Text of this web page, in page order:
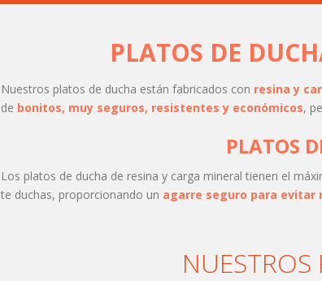
PLATOS DE
Nuestros platos de ducha están fabricados con resina y
de bonitos, muy seguros, resistentes y económicos,
PLATOS
Los platos de ducha de resina y carga mineral tienen el
te duchas, proporcionando un agarre seguro para evitar